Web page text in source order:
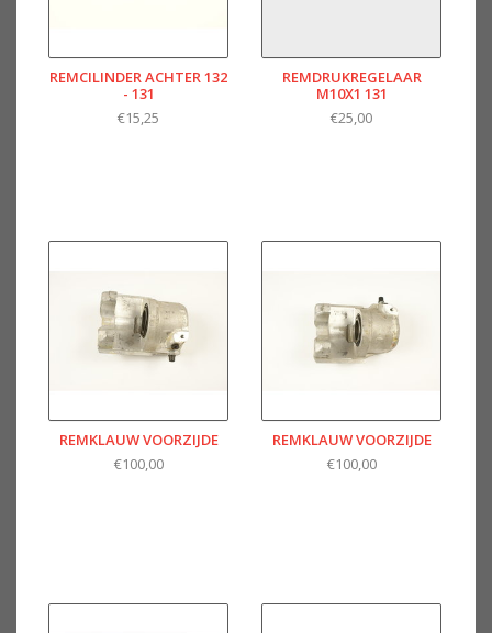
REMCILINDER ACHTER 132
- 131
€15,25
REMDRUKREGELAAR
M10X1 131
€25,00
REMKLAUW VOORZIJDE
€100,00
REMKLAUW VOORZIJDE
€100,00